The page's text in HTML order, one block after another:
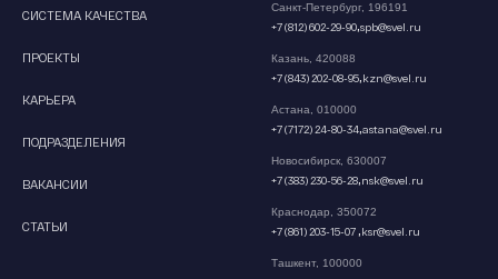
СИСТЕМА КАЧЕСТВА
ПРОЕКТЫ
КАРЬЕРА
ПОДРАЗДЕЛЕНИЯ
ВАКАНСИИ
СТАТЬИ
Санкт-Петербург, 196191
+7 (812) 602-29-90,spb@svel.ru
Казань, 420088
+7 (843) 202-08-95,kzn@svel.ru
Астана, 010000
+7 (7172) 24-80-34,astana@svel.ru
Новосибирск, 630007
+7 (383) 230-56-28,nsk@svel.ru
Краснодар, 350072
+7 (861) 203-15-07,ksr@svel.ru
Ташкент, 100000